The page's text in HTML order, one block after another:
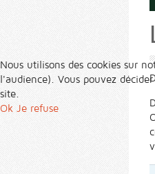
Nous utilisons des cookies sur
l'audience). Vous pouvez
site.
Ok Je refuse